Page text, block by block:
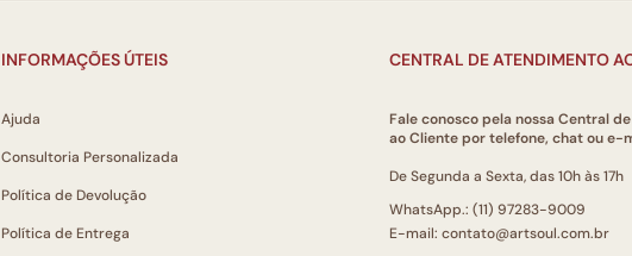
INFORMAÇÕES ÚTEIS
Ajuda
Consultoria Personalizada
Política de Devolução
Política de Entrega
CENTRAL DE ATENDIMENTO
Fale conosco pela nossa Central
ao Cliente por telefone, chat ou e-
De Segunda a Sexta, das 10h às 17h
WhatsApp.: (11) 97283-9009
E-mail: contato@artsoul.com.br